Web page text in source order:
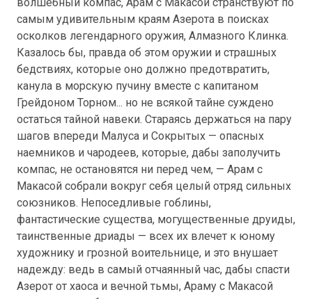
волшебный компас, Арам с Макасой странствуют по
самым удивительным краям Азерота в поисках
осколков легендарного оружия, Алмазного Клинка.
Казалось бы, правда об этом оружии и страшных
бедствиях, которые оно должно предотвратить,
канула в морскую пучину вместе с капитаном
Грейдоном Торном... но не всякой тайне суждено
остаться тайной навеки. Стараясь держаться на пару
шагов впереди Малуса и Сокрытых — опасных
наемников и чародеев, которые, дабы заполучить
компас, не остановятся ни перед чем, — Арам с
Макасой собрали вокруг себя целый отряд сильных
союзников. Непоседливые гоблины,
фантастические существа, могущественные друиды,
таинственные дриады — всех их влечет к юному
художнику и грозной воительнице, и это внушает
надежду: ведь в самый отчаянный час, дабы спасти
Азерот от хаоса и вечной тьмы, Араму с Макасой